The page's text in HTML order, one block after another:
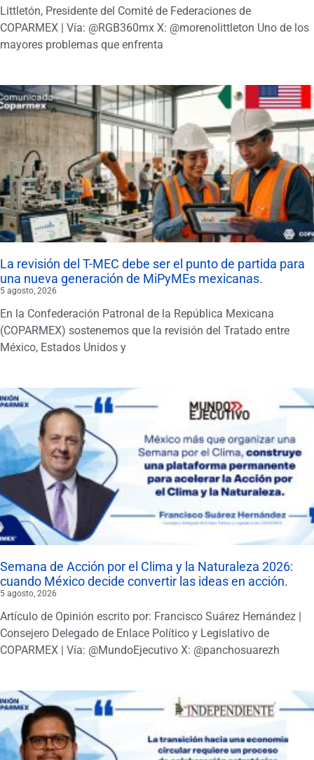
Littletón, Presidente del Comité de Federaciones de
COPARMEX | Vía: @RGB360mx X: @morenolittleton Uno de los
mayores problemas que enfrenta
La revisión del T-MEC debe ser el punto de partida para
una nueva generación de MiPyMEs mexicanas.
5 agosto, 2026
En la Confederación Patronal de la República Mexicana
(COPARMEX) sostenemos que la revisión del Tratado entre
México, Estados Unidos y
Semana de Acción por el Clima y la Naturaleza 2026:
cuando México decide convertir las ideas en acción.
5 agosto, 2026
Artículo de Opinión escrito por: Francisco Suárez Hernández |
Consejero Delegado de Enlace Político y Legislativo de
COPARMEX | Vía: @MundoEjecutivo X: @panchosuarezh